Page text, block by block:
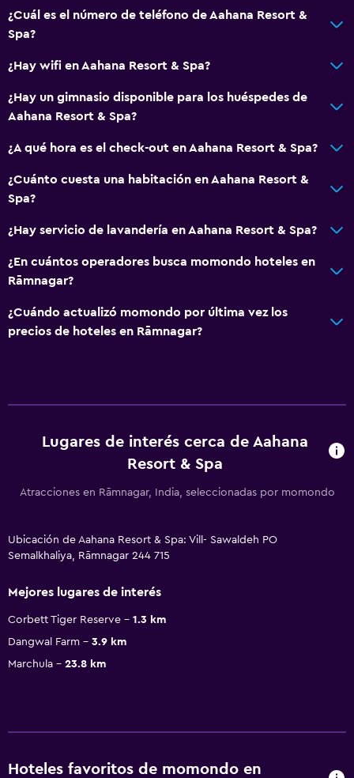
¿Cuál es el número de teléfono de Aahana Resort &
Spa?
¿Hay wifi en Aahana Resort & Spa?
¿Hay un gimnasio disponible para los huéspedes de
Aahana Resort & Spa?
¿A qué hora es el check-out en Aahana Resort & Spa?
¿Cuánto cuesta una habitación en Aahana Resort &
Spa?
¿Hay servicio de lavandería en Aahana Resort & Spa?
¿En cuántos operadores busca momondo hoteles en
Rāmnagar?
¿Cuándo actualizó momondo por última vez los
precios de hoteles en Rāmnagar?
Lugares de interés cerca de Aahana
Resort & Spa
Atracciones en Rāmnagar, India, seleccionadas por momondo
Ubicación de Aahana Resort & Spa: Vill- Sawaldeh PO
Semalkhaliya, Rāmnagar 244 715
Mejores lugares de interés
Corbett Tiger Reserve
1.3 km
Dangwal Farm
3.9 km
Marchula
23.8 km
Hoteles favoritos de momondo en